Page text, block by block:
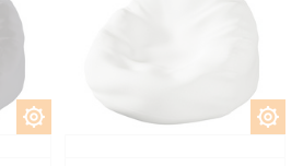
PERSONALIZAȚI